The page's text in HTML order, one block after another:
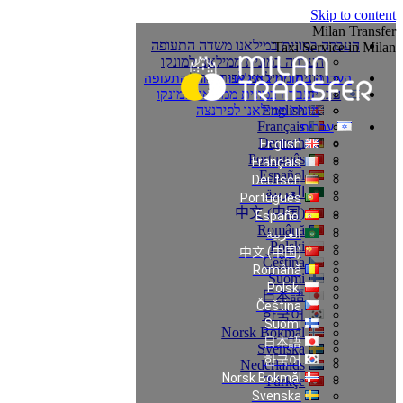
Skip to content
Milan Transfer
Taxi Service in Milan
העברה במונית במילאנו משדה התעופה
העברה במונית ממילאנו למונקו
מונית ממילאנו לפירנצה
עברית
English
Français
Deutsch
Português
Español
العربية
中文 (中国)
Română
Polski
Čeština
Suomi
日本語
한국어
Norsk Bokmål
Svenska
העברה במונית במילאנו משדה התעופה
העברה במונית ממילאנו למונקו
מונית ממילאנו לפירנצה
עברית
English
Français
Deutsch
Português
Español
العربية
中文 (中国)
Română
Polski
Čeština
Suomi
日本語
한국어
Norsk Bokmål
Svenska
Nederlands
Türkçe